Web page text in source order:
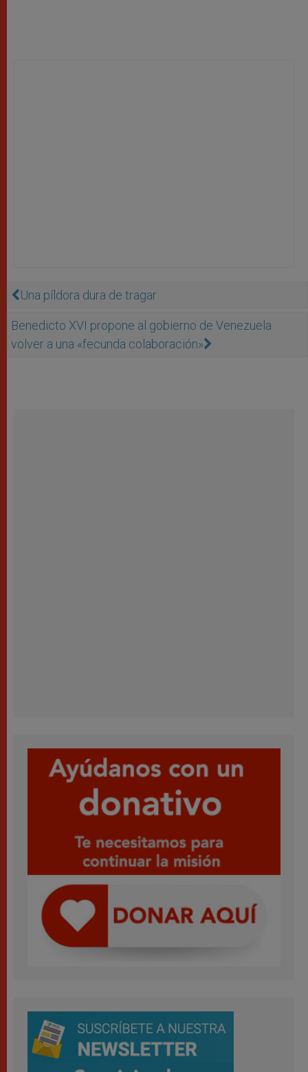
Una píldora dura de tragar
Benedicto XVI propone al gobierno de Venezuela
volver a una «fecunda colaboración»